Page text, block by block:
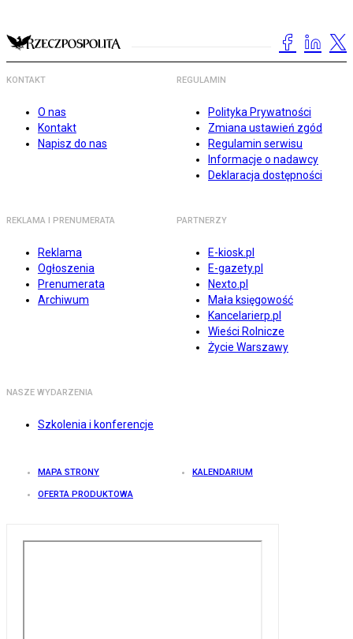
KONTAKT
O nas
Kontakt
Napisz do nas
REGULAMIN
Polityka Prywatności
Zmiana ustawień zgód
Regulamin serwisu
Informacje o nadawcy
Deklaracja dostępności
REKLAMA I PRENUMERATA
Reklama
Ogłoszenia
Prenumerata
Archiwum
PARTNERZY
E-kiosk.pl
E-gazety.pl
Nexto.pl
Mała księgowość
Kancelarierp.pl
Wieści Rolnicze
Życie Warszawy
NASZE WYDARZENIA
Szkolenia i konferencje
MAPA STRONY KALENDARIUM
OFERTA PRODUKTOWA